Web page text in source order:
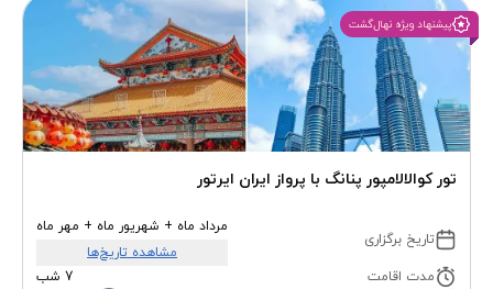
تور کوالالامپور پنانگ با پرواز ایران ایرتور
پیشنهاد ویژه نهال‌گشت
تاریخ برگزاری
مرداد ماه + شهریور ماه + مهر ماه
مشاهده تاریخ‌ها
مدت اقامت
7 شب